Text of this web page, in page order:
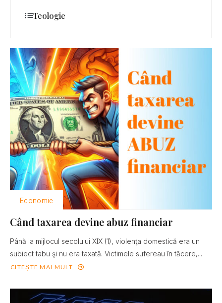
Economie
Când taxarea devine abuz financiar
Până la mijlocul secolului XIX (1), violenţa domestică era un
subiect tabu şi nu era taxată. Victimele sufereau în tăcere,...
CITEȘTE MAI MULT
Teologie